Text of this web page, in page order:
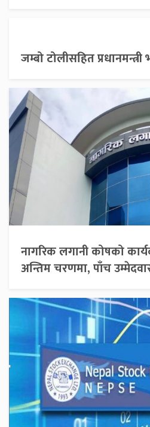
जम्बो टोलीसहित
नागरिक लगानी कोषको
अन्तिम चरणमा, पाँच उम्मेदवार